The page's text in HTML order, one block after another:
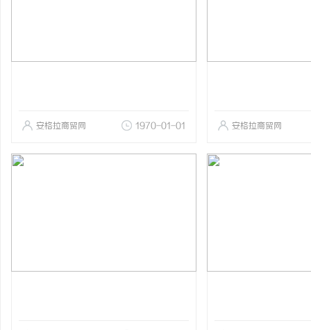
安格拉商贸网 1970-01-01 安格拉商贸网